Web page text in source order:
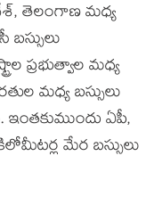
తెలంగాణ మ‌ధ్య
ప్ర‌భుత్వాల మ‌ధ్య
మ‌ధ్య బ‌స్సులు
ఇంత‌కుముందు ఏపీ,
మేర బ‌స్సులు